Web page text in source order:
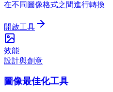
在不同圖像格式之間進行轉換
開啟工具
效能
設計與創意
圖像最佳化工具